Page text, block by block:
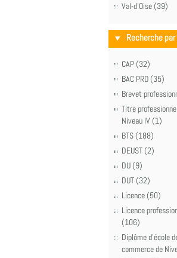
Val-d'Oise (39)
Recherche
CAP (32)
BAC PRO (35)
Brevet
Titre
Niveau IV (1)
BTS (188)
DEUST (2)
DU (9)
DUT (32)
Licence (50)
Licence
(106)
Diplôme d'école
commerce de